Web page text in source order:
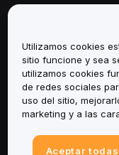
Servicios
Soporte
Utilizamos cookies
sitio funcione y sea
utilizamos cookies
de redes sociales
uso del sitio,
marketing y a las
Aceptar